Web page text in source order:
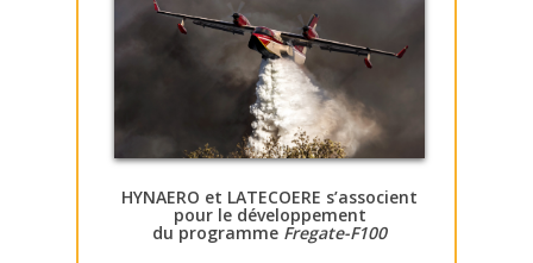
HYNAERO et LATECOERE s’associent
pour le développement
du programme Fregate-F100